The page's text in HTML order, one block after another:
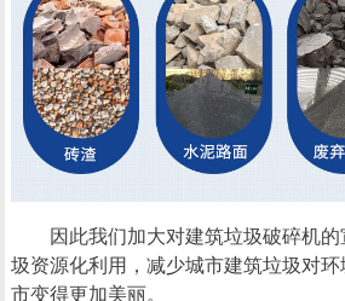
因此我们加大对建筑垃圾破碎机
圾资源化利用，减少城市建筑垃圾对
市变得更加美丽。